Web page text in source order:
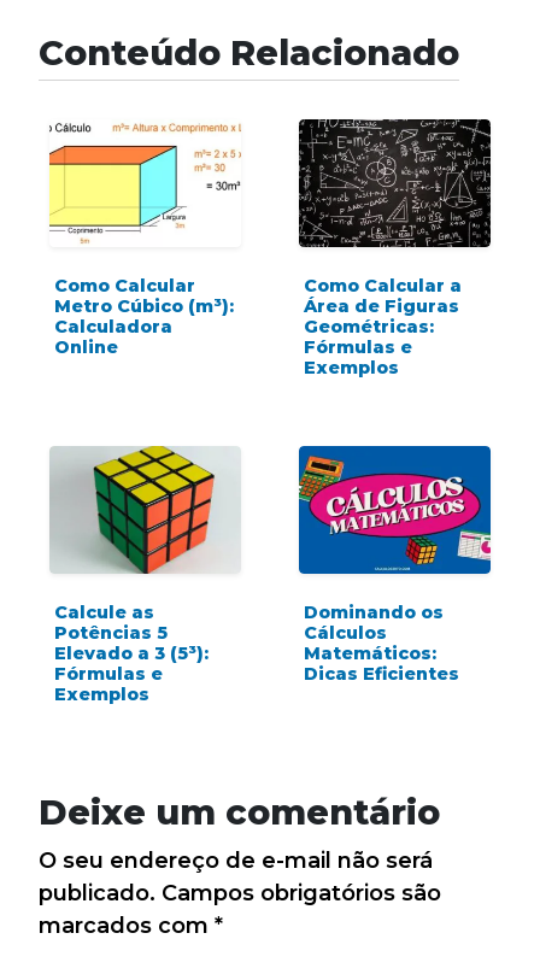
Conteúdo Relacionado
Como Calcular
Metro Cúbico (m³):
Calculadora
Online
Como Calcular a
Área de Figuras
Geométricas:
Fórmulas e
Exemplos
Calcule as
Potências 5
Elevado a 3 (5³):
Fórmulas e
Exemplos
Dominando os
Cálculos
Matemáticos:
Dicas Eficientes
Deixe um comentário
O seu endereço de e-mail não será
publicado. Campos obrigatórios são
marcados com *